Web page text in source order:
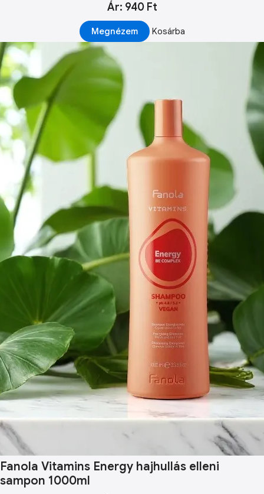
Ár: 940 Ft
Megnézem Kosárba
Fanola Vitamins Energy hajhullás elleni
sampon 1000ml